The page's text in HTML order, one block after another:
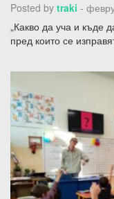
Posted by traki -
„Какво да уча и къде
пред които се